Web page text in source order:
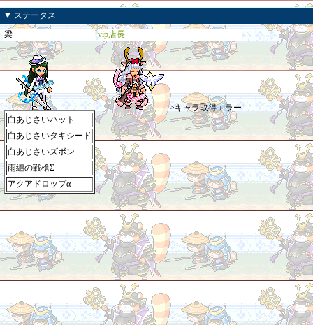
▼ ステータス
梁
白あじさいハット
白あじさいタキシード
白あじさいズボン
雨纏の戦槍Σ
アクアドロップα
vip店長
>キャラ取得エラー